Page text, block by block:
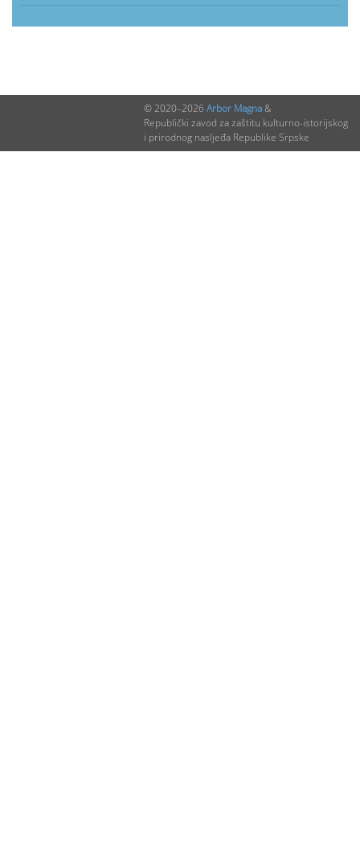
© 2020–2026 Arbor Magna&
Republički zavod za zaštitu kulturno-istorijskog
i prirodnog nasljeđa Republike Srpske